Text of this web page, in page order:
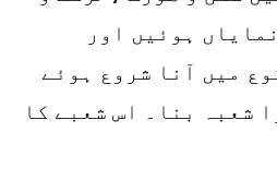
ہوئیں اور
میں آنا شروع ہوئے
شعبہ بنا۔ اس شعبے کا